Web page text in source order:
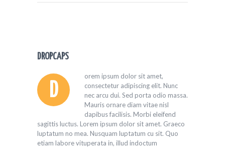
DROPCAPS
D
orem ipsum dolor sit amet,
consectetur adipiscing elit. Nunc
nec arcu dui. Sed porta odio massa.
Mauris ornare diam vitae nisl
dapibus facilisis. Morbi eleifend
sagittis luctus. Lorem ipsum dolor sit amet. Graeco
luptatum no mea. Nusquam luptatum cu sit. Quo
etiam labore vituperata in, illud indoctum